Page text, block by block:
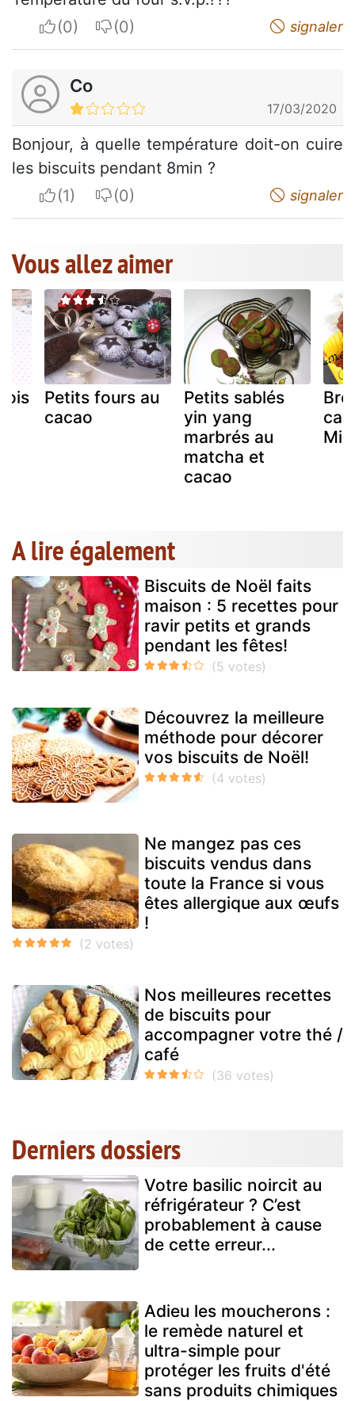
I apreciateI do not appreciate signaler
Co
17/03/2020
Bonjour, à quelle température doit-on cuire
les biscuits pendant 8min ?
I apreciateI do not appreciate signaler
Vous allez aimer
Petits fours au
cacao
Petits sablés
yin yang
marbrés au
matcha et
cacao
A lire également
Biscuits de Noël faits
maison : 5 recettes pour
ravir petits et grands
pendant les fêtes!
Découvrez la meilleure
méthode pour décorer
vos biscuits de Noël!
Ne mangez pas ces
biscuits vendus dans
toute la France si vous
êtes allergique aux œufs
!
Nos meilleures recettes
de biscuits pour
accompagner votre thé /
café
Derniers dossiers
Votre basilic noircit au
réfrigérateur ? C’est
probablement à cause
de cette erreur...
Adieu les moucherons :
le remède naturel et
ultra-simple pour
protéger les fruits d'été
sans produits chimiques